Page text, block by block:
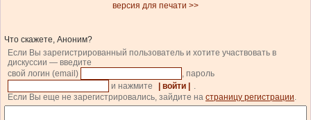
версия для печати >>
Что скажете, Аноним?
Если Вы зарегистрированный пользователь и хотите участвовать в
дискуссии — введите
свой логин (email)
, пароль
и нажмите
| войти |
.
Если Вы еще не зарегистрировались, зайдите на страницу регистрации.